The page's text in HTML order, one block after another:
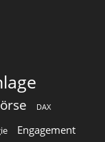
DAX
Engagement